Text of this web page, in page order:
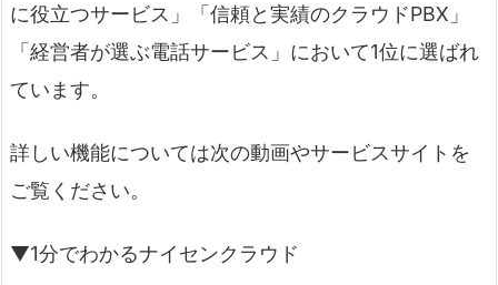
に役立つサービス」「信頼と実績のクラウドPBX」
「経営者が選ぶ電話サービス」において1位に選ばれ
ています。
詳しい機能については次の動画やサービスサイトを
ご覧ください。
▼1分でわかるナイセンクラウド